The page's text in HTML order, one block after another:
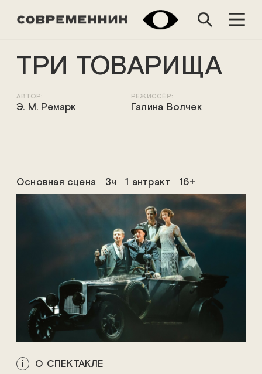
ТРИ ТОВАРИЩА
АВТОР:
Э. М. Ремарк
РЕЖИССЁР:
Галина Волчек
Основная сцена 3ч 1 антракт 16+
О СПЕКТАКЛЕ